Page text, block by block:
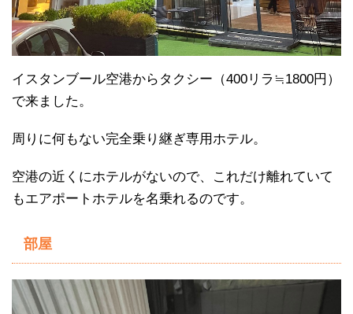
イスタンブール空港からタクシー（400リラ≒1800円）
で来ました。
周りに何もない完全乗り継ぎ専用ホテル。
空港の近くにホテルがないので、これだけ離れていて
もエアポートホテルを名乗れるのです。
部屋